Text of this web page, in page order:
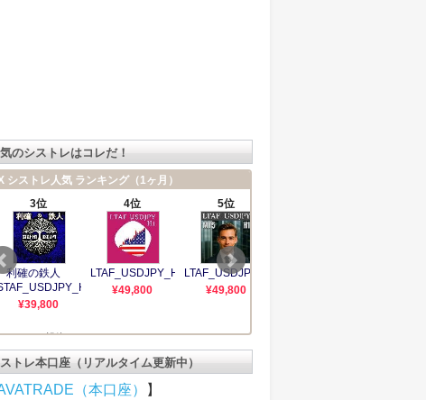
のシストレはコレだ！
トレ本口座（リアルタイム更新中）
（本口座）
】